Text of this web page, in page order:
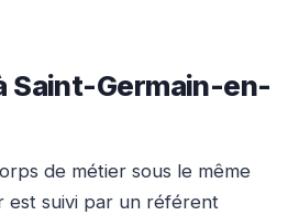
Saint-Germain-en-
de métier sous le même
est suivi par un référent